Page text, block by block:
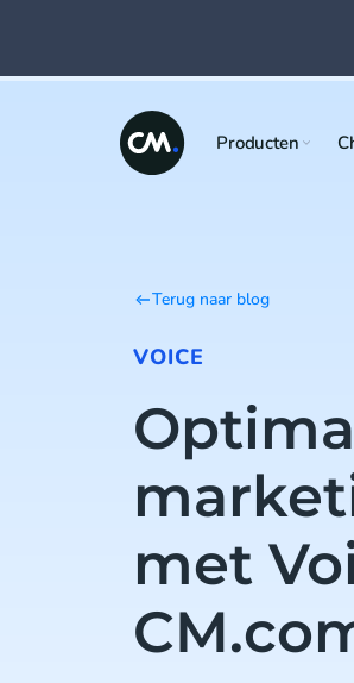
Producten
Terug naar blog
VOICE
met